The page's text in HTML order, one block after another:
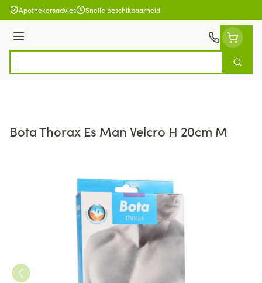
Ga naar de inhoud
Apothekersadvies Snelle beschikbaarheid
Menu
Product, merk, categorie...
Zoek
Bota Thorax Es Man Velcro H 20cm M